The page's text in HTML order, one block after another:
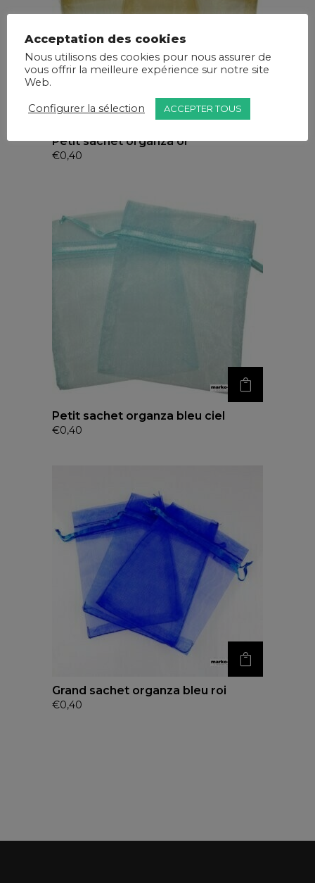
Petit sachet organza or
€0,40
Petit sachet organza bleu ciel
€0,40
Grand sachet organza bleu roi
€0,40
Acceptation des cookies
Nous utilisons des cookies pour nous assurer de
vous offrir la meilleure expérience sur notre site
Web.
Configurer la sélection ACCEPTER TOUS